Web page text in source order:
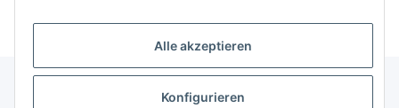
Alle akzeptieren
Konfigurieren